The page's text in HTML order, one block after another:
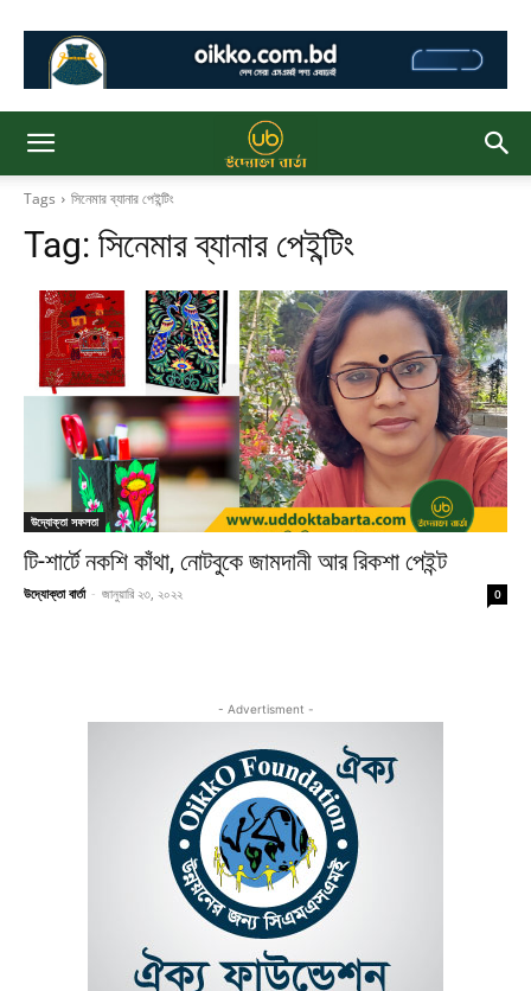
Tags সিনেমার ব্যানার পেইন্টিং
Tag: সিনেমার ব্যানার পেইন্টিং
উদ্যোক্তা সফলতা
টি-শার্টে নকশি কাঁথা, নোটবুকে জামদানী আর রিকশা পেইন্ট
উদ্যোক্তা বার্তা - জানুয়ারি ২৩, ২০২২ 0
- Advertisment -